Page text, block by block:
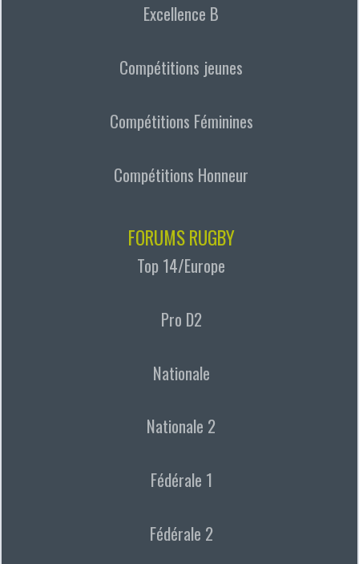
Excellence B
Compétitions jeunes
Compétitions Féminines
Compétitions Honneur
FORUMS RUGBY
Top 14/Europe
Pro D2
Nationale
Nationale 2
Fédérale 1
Fédérale 2